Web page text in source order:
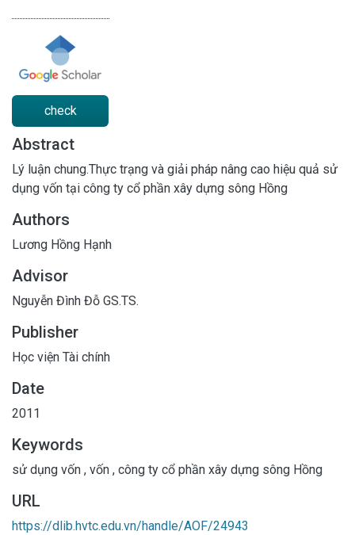
check
Abstract
Lý luận chung.Thực trạng và giải pháp nâng cao hiệu quả sử
dụng vốn tại công ty cổ phần xây dựng sông Hồng
Authors
Lương Hồng Hạnh
Advisor
Nguyễn Đình Đỗ GS.TS.
Publisher
Học viện Tài chính
Date
2011
Keywords
sử dụng vốn , vốn , công ty cổ phần xây dựng sông Hồng
URL
https://dlib.hvtc.edu.vn/handle/AOF/24943